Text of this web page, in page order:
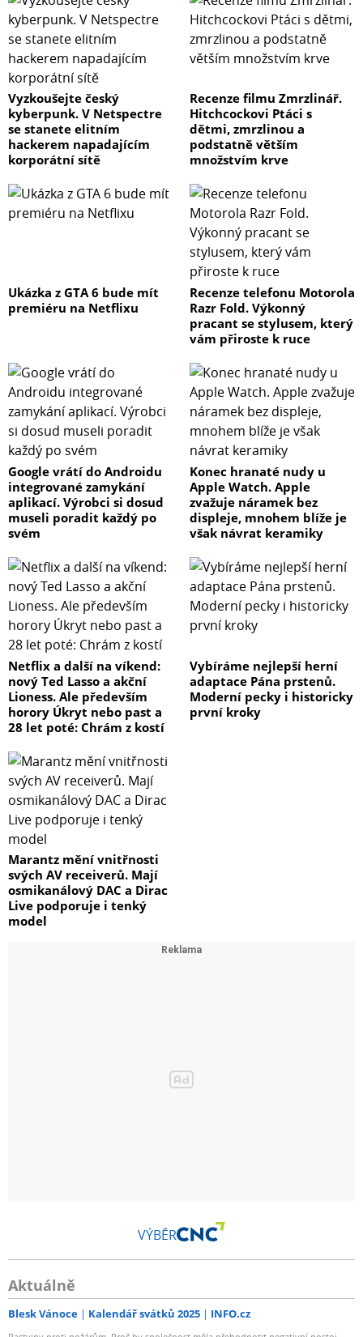
Vyzkoušejte český
kyberpunk. V Netspectre
se stanete elitním
hackerem napadajícím
korporátní sítě
Recenze filmu Zmrzlinář.
Hitchcockovi Ptáci s
dětmi, zmrzlinou a
podstatně větším
množstvím krve
Ukázka z GTA 6 bude mít
premiéru na Netflixu
Recenze telefonu Motorola
Razr Fold. Výkonný
pracant se stylusem, který
vám přiroste k ruce
Google vrátí do Androidu
integrované zamykání
aplikací. Výrobci si dosud
museli poradit každý po
svém
Konec hranaté nudy u
Apple Watch. Apple
zvažuje náramek bez
displeje, mnohem blíže je
však návrat keramiky
Netflix a další na víkend:
nový Ted Lasso a akční
Lioness. Ale především
horory Úkryt nebo past a
28 let poté: Chrám z kostí
Vybíráme nejlepší herní
adaptace Pána prstenů.
Moderní pecky i historicky
první kroky
Marantz mění vnitřnosti
svých AV receiverů. Mají
osmikanálový DAC a Dirac
Live podporuje i tenký
model
VÝBĚR
Aktuálně
Blesk Vánoce Kalendář svátků 2025 INFO.cz